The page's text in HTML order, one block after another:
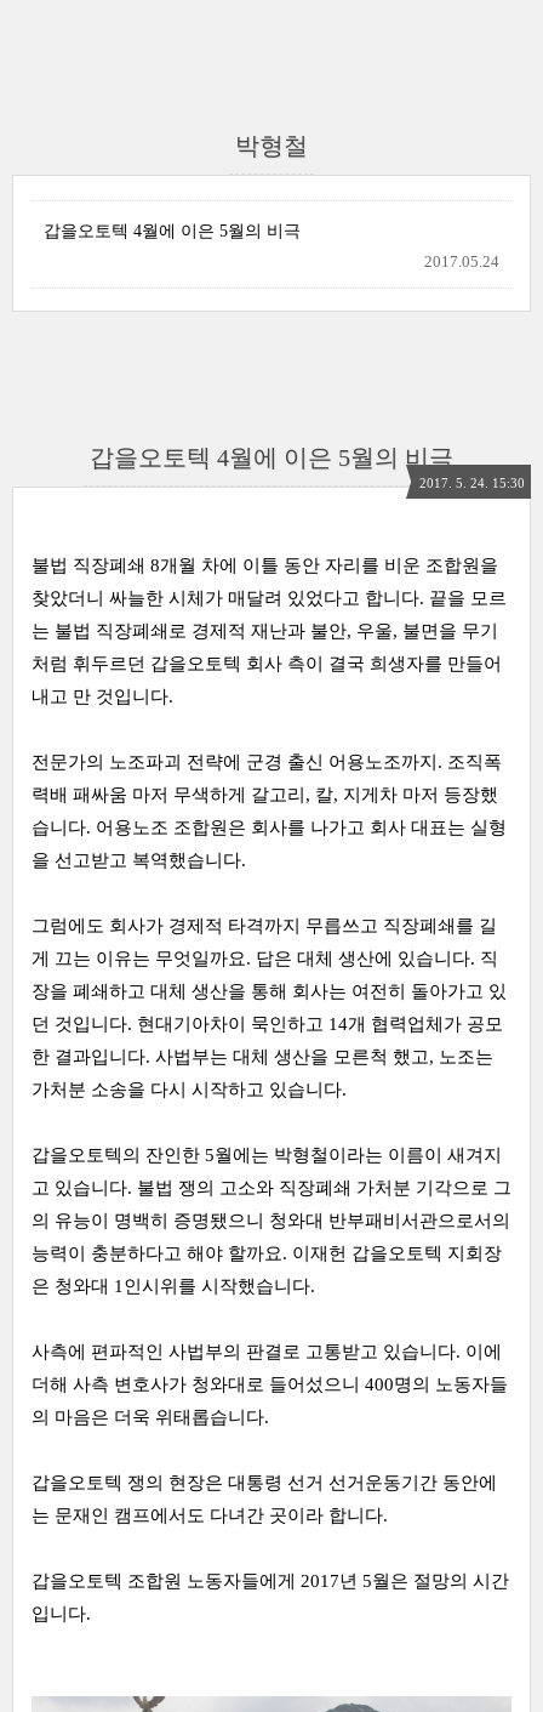
박형철
갑을오토텍 4월에 이은 5월의 비극
2017.05.24
갑을오토텍 4월에 이은 5월의 비극
2017. 5. 24. 15:30
불법 직장폐쇄 8개월 차에 이틀 동안 자리를 비운 조합원을
찾았더니 싸늘한 시체가 매달려 있었다고 합니다. 끝을 모르
는 불법 직장폐쇄로 경제적 재난과 불안, 우울, 불면을 무기
처럼 휘두르던 갑을오토텍 회사 측이 결국 희생자를 만들어
내고 만 것입니다.
전문가의 노조파괴 전략에 군경 출신 어용노조까지. 조직폭
력배 패싸움 마저 무색하게 갈고리, 칼, 지게차 마저 등장했
습니다. 어용노조 조합원은 회사를 나가고 회사 대표는 실형
을 선고받고 복역했습니다.
그럼에도 회사가 경제적 타격까지 무릅쓰고 직장폐쇄를 길
게 끄는 이유는 무엇일까요. 답은 대체 생산에 있습니다. 직
장을 폐쇄하고 대체 생산을 통해 회사는 여전히 돌아가고 있
던 것입니다. 현대기아차이 묵인하고 14개 협력업체가 공모
한 결과입니다. 사법부는 대체 생산을 모른척 했고, 노조는
가처분 소송을 다시 시작하고 있습니다.
갑을오토텍의 잔인한 5월에는 박형철이라는 이름이 새겨지
고 있습니다. 불법 쟁의 고소와 직장폐쇄 가처분 기각으로 그
의 유능이 명백히 증명됐으니 청와대 반부패비서관으로서의
능력이 충분하다고 해야 할까요. 이재헌 갑을오토텍 지회장
은 청와대 1인시위를 시작했습니다.
사측에 편파적인 사법부의 판결로 고통받고 있습니다. 이에
더해 사측 변호사가 청와대로 들어섰으니 400명의 노동자들
의 마음은 더욱 위태롭습니다.
갑을오토텍 쟁의 현장은 대통령 선거 선거운동기간 동안에
는 문재인 캠프에서도 다녀간 곳이라 합니다.
갑을오토텍 조합원 노동자들에게 2017년 5월은 절망의 시간
입니다.